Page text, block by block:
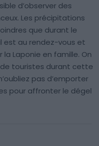
d’observer des
Les précipitations
que durant le
est au rendez-vous et
Laponie en famille. On
de touristes durant cette
pas d’emporter
pour affronter le dégel